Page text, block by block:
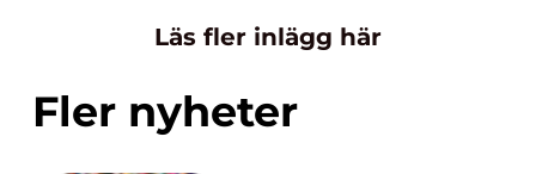
Läs fler inlägg här
Fler nyheter